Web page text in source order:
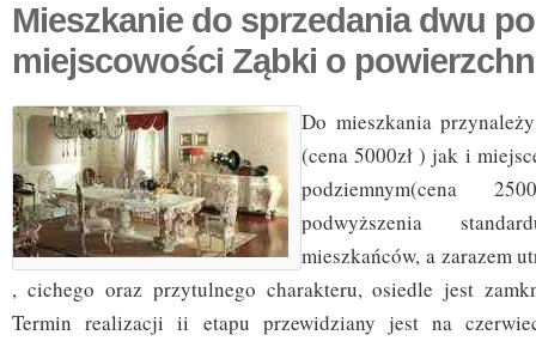
Mieszkanie do sprzedania dwu
miejscowości Ząbki o
Do mieszkania
(cena 5000zł ) jak i
podziemnym(cena
podwyższenia
mieszkańców, a zarazem
, cichego oraz przytulnego charakteru, osiedle jest
Termin realizacji ii etapu przewidziany jest na